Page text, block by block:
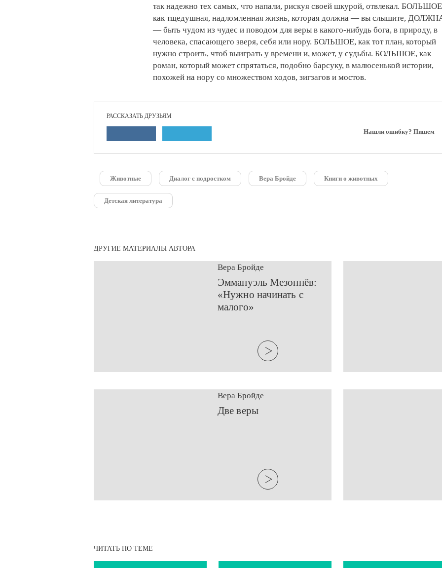
так надежно тех самых, что напали, рискуя своей шкурой, отвлекал.
как тщедушная, надломленная жизнь, которая должна — вы слышите,
— быть чудом из чудес и поводом для веры в какого-нибудь бога, в природу, в
человека, спасающего зверя, себя или нору. БОЛЬШОЕ, как тот план, который
нужно строить, чтоб выиграть у времени и, может, у судьбы. БОЛЬШОЕ, как
роман, который может спрятаться, подобно барсуку, в малюсенькой истории,
похожей на нору со множеством ходов, зигзагов и мостов.
РАССКАЗАТЬ ДРУЗЬЯМ
Нашли ошибку? Пишем
Животные Диалог с подростком Вера Бройде Книги о животных
Детская литература
ДРУГИЕ МАТЕРИАЛЫ АВТОРА
Вера Бройде
Эммануэль Мезоннёв:
«Нужно начинать с
малого»
Вера Бройде
​Две веры
ЧИТАТЬ ПО ТЕМЕ